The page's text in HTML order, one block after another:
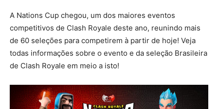
A Nations Cup chegou, um dos maiores eventos
competitivos de Clash Royale deste ano, reunindo mais
de 60 seleções para competirem à partir de hoje! Veja
todas informações sobre o evento e da seleção Brasileira
de Clash Royale em meio a isto!